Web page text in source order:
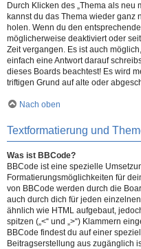
Durch Klicken des „Thema als neu
kannst du das Thema wieder ganz
holen. Wenn du den
möglicherweise deaktiviert oder
Zeit vergangen. Es ist auch
einfach eine Antwort darauf
dieses Boards beachtest! Es wird
triftigen Grund auf alte oder
Nach oben
Textformatierung und
Was ist BBCode?
BBCode ist eine spezielle
Formatierungsmöglichkeiten für
von BBCode werden durch die
auch durch dich für jeden
ähnlich wie HTML aufgebaut,
spitzen („<“ und „>“) Klammern
BBCode findest du auf einer
Beitragserstellung aus zugänglich